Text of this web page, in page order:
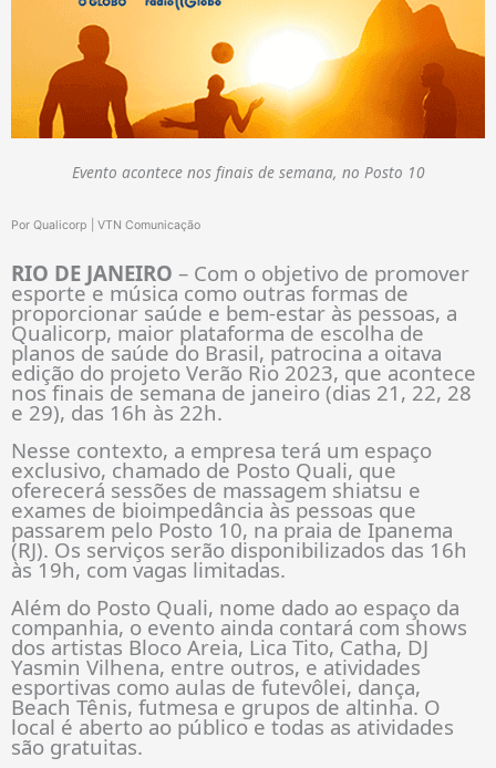
Evento acontece nos finais de semana, no Posto 10
Por Qualicorp | VTN Comunicação
RIO DE JANEIRO – Com o objetivo de promover
esporte e música como outras formas de
proporcionar saúde e bem-estar às pessoas, a
Qualicorp, maior plataforma de escolha de
planos de saúde do Brasil, patrocina a oitava
edição do projeto Verão Rio 2023, que acontece
nos finais de semana de janeiro (dias 21, 22, 28
e 29), das 16h às 22h.
Nesse contexto, a empresa terá um espaço
exclusivo, chamado de Posto Quali, que
oferecerá sessões de massagem shiatsu e
exames de bioimpedância às pessoas que
passarem pelo Posto 10, na praia de Ipanema
(RJ). Os serviços serão disponibilizados das 16h
às 19h, com vagas limitadas.
Além do Posto Quali, nome dado ao espaço da
companhia, o evento ainda contará com shows
dos artistas Bloco Areia, Lica Tito, Catha, DJ
Yasmin Vilhena, entre outros, e atividades
esportivas como aulas de futevôlei, dança,
Beach Tênis, futmesa e grupos de altinha. O
local é aberto ao público e todas as atividades
são gratuitas.